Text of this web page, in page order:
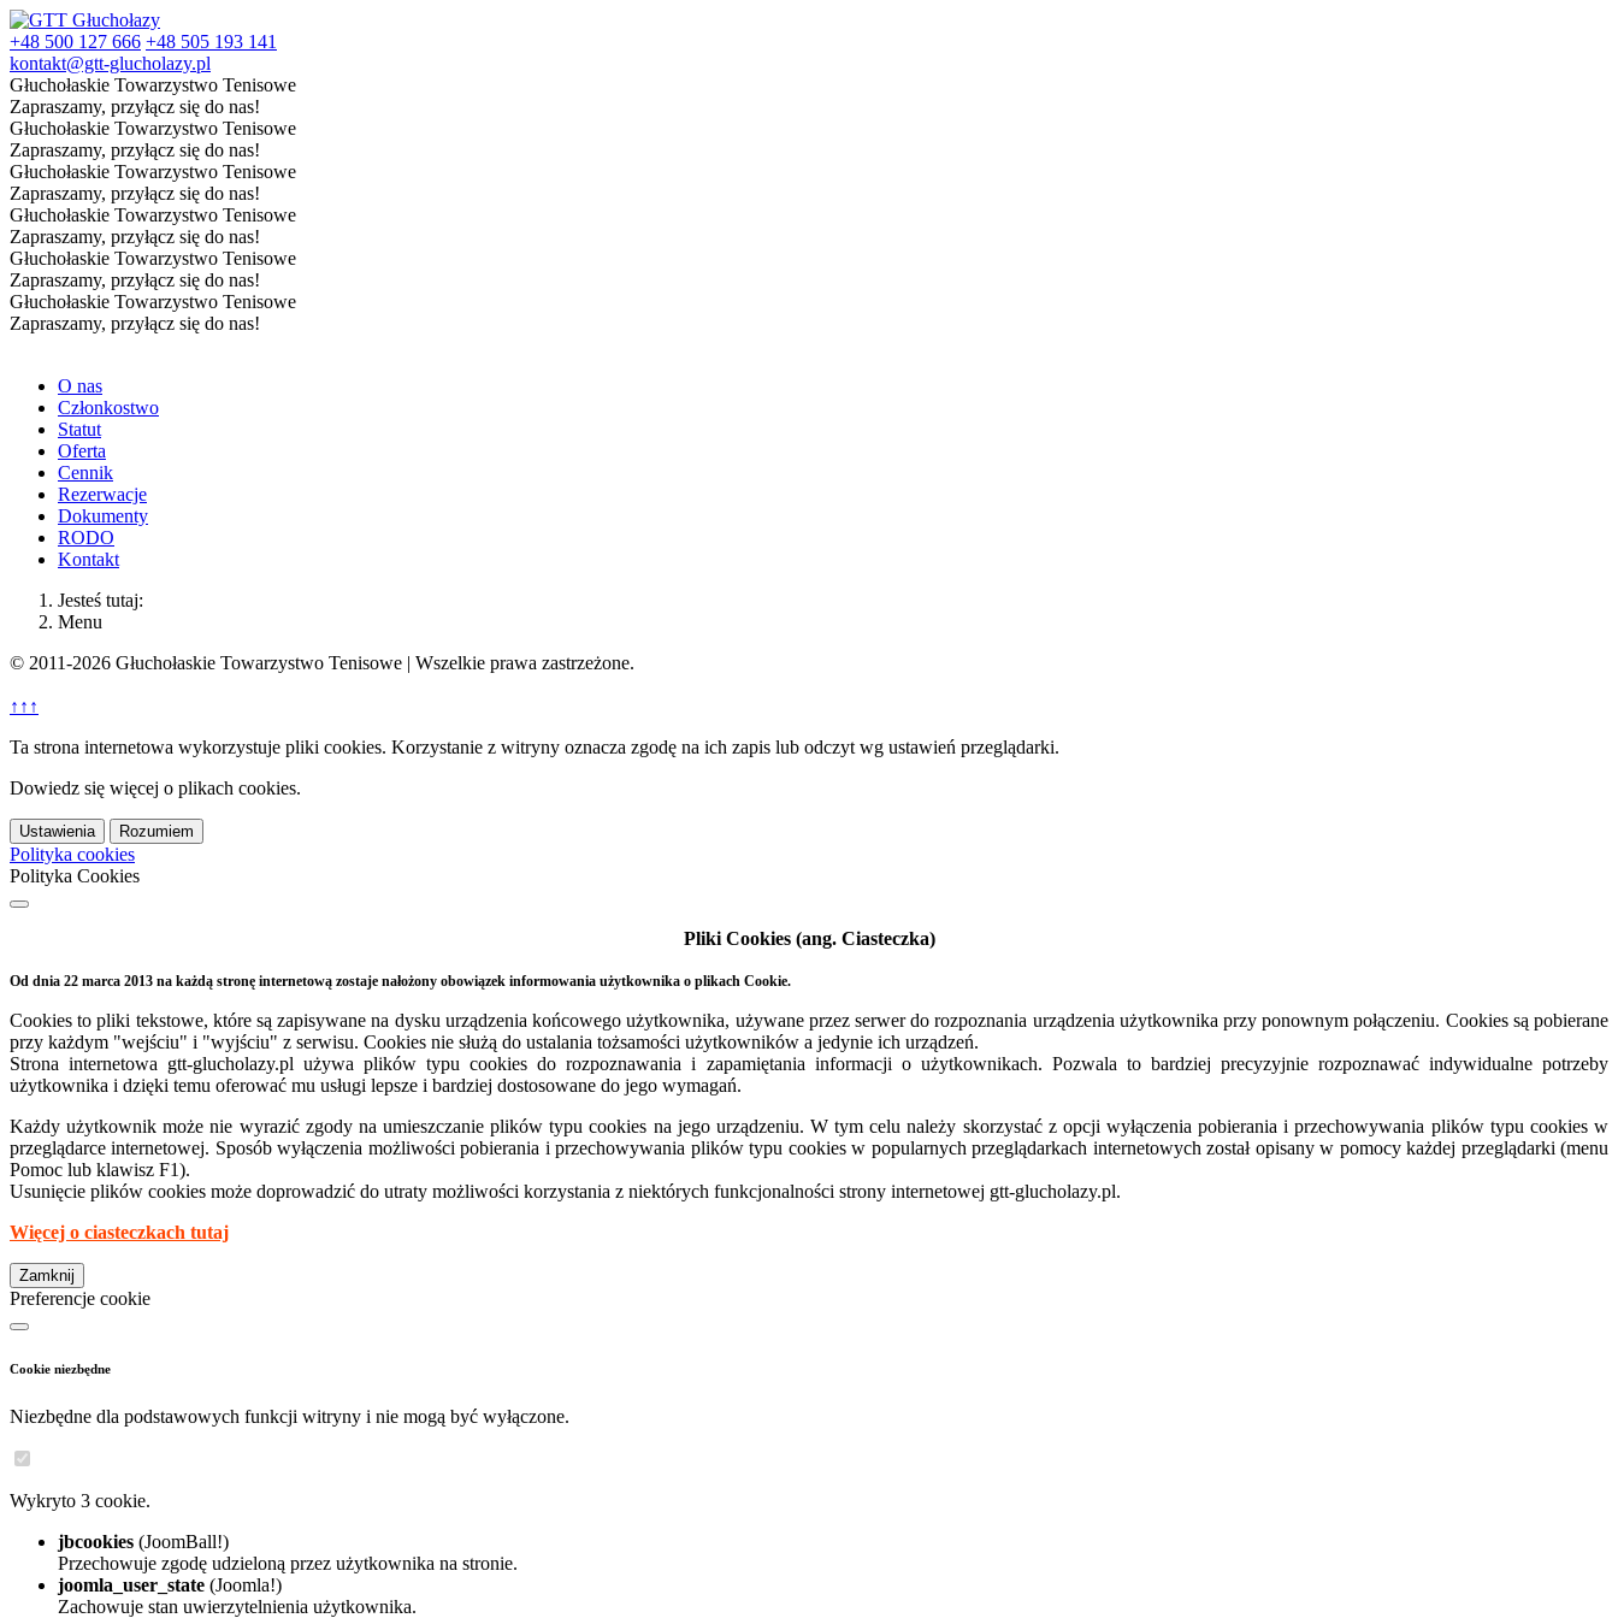
+48 500 127 666 +48 505 193 141
kontakt@gtt-glucholazy.pl
Głuchołaskie Towarzystwo Tenisowe
Zapraszamy, przyłącz się do nas!
Głuchołaskie Towarzystwo Tenisowe
Zapraszamy, przyłącz się do nas!
Głuchołaskie Towarzystwo Tenisowe
Zapraszamy, przyłącz się do nas!
Głuchołaskie Towarzystwo Tenisowe
Zapraszamy, przyłącz się do nas!
Głuchołaskie Towarzystwo Tenisowe
Zapraszamy, przyłącz się do nas!
Głuchołaskie Towarzystwo Tenisowe
Zapraszamy, przyłącz się do nas!
O nas
Członkostwo
Statut
Oferta
Cennik
Rezerwacje
Dokumenty
RODO
Kontakt
Jesteś tutaj:
Menu
© 2011-2026 Głuchołaskie Towarzystwo Tenisowe | Wszelkie prawa zastrzeżone.
↑↑↑
Ta strona internetowa wykorzystuje pliki cookies. Korzystanie z witryny oznacza zgodę na ich zapis lub odczyt wg ustawień przeglądarki.
Dowiedz się więcej o plikach cookies.
Ustawienia Rozumiem
Polityka cookies
Polityka Cookies
Pliki Cookies (ang. Ciasteczka)
Od dnia 22 marca 2013 na każdą stronę internetową zostaje nałożony obowiązek informowania użytkownika o plikach Cookie.
Cookies to pliki tekstowe, które są zapisywane na dysku urządzenia końcowego użytkownika, używane przez serwer do rozpoznania urządzenia użytkownika przy ponownym połączeniu. Cookies są pobierane
przy każdym "wejściu" i "wyjściu" z serwisu. Cookies nie służą do ustalania tożsamości użytkowników a jedynie ich urządzeń.
Strona internetowa gtt-glucholazy.pl używa plików typu cookies do rozpoznawania i zapamiętania informacji o użytkownikach. Pozwala to bardziej precyzyjnie rozpoznawać indywidualne potrzeby
użytkownika i dzięki temu oferować mu usługi lepsze i bardziej dostosowane do jego wymagań.
Każdy użytkownik może nie wyrazić zgody na umieszczanie plików typu cookies na jego urządzeniu. W tym celu należy skorzystać z opcji wyłączenia pobierania i przechowywania plików typu cookies w
przeglądarce internetowej. Sposób wyłączenia możliwości pobierania i przechowywania plików typu cookies w popularnych przeglądarkach internetowych został opisany w pomocy każdej przeglądarki (menu
Pomoc lub klawisz F1).
Usunięcie plików cookies może doprowadzić do utraty możliwości korzystania z niektórych funkcjonalności strony internetowej gtt-glucholazy.pl.
Więcej o ciasteczkach tutaj
Zamknij
Preferencje cookie
Cookie niezbędne
Niezbędne dla podstawowych funkcji witryny i nie mogą być wyłączone.
Wykryto 3 cookie.
jbcookies (JoomBall!)
Przechowuje zgodę udzieloną przez użytkownika na stronie.
joomla_user_state (Joomla!)
Zachowuje stan uwierzytelnienia użytkownika.